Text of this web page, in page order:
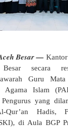
Besar —
secara
Guru
Agama Islam
yang
Qur’an Hadis,
di Aula BGP